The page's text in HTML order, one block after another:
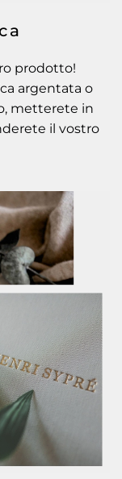
prodotto!
argentata o
metterete in
il vostro